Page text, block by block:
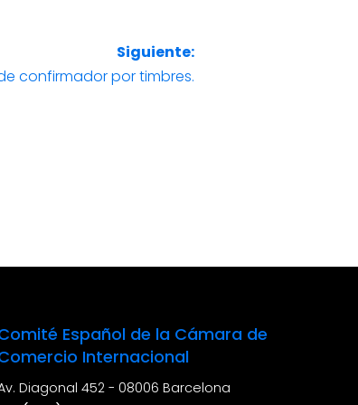
Siguiente:
confirmador por timbres.
Español de la Cámara de
Internacional
Diagonal 452 - 08006 Barcelona